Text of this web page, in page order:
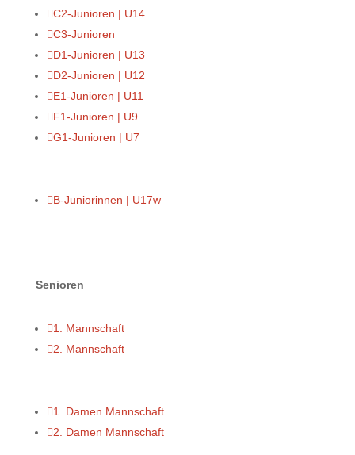
C2-Junioren | U14
C3-Junioren
D1-Junioren | U13
D2-Junioren | U12
E1-Junioren | U11
F1-Junioren | U9
G1-Junioren | U7
B-Juniorinnen | U17w
Senioren
1. Mannschaft
2. Mannschaft
1. Damen Mannschaft
2. Damen Mannschaft